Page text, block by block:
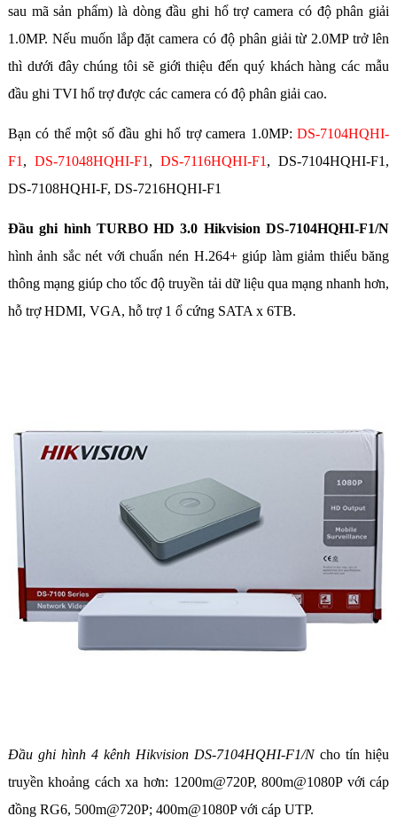
sau mã sản phẩm) là dòng đầu ghi hổ trợ camera có độ phân giải
1.0MP. Nếu muốn lắp đặt camera có độ phân giải từ 2.0MP trở lên
thì dưới đây chúng tôi sẽ giới thiệu đến quý khách hàng các mẫu
đầu ghi TVI hổ trợ được các camera có độ phân giải cao.
Bạn có thể một số đầu ghi hổ trợ camera 1.0MP:DS-7104HQHI-
F1, DS-71048HQHI-F1, DS-7116HQHI-F1, DS-7104HQHI-F1,
DS-7108HQHI-F, DS-7216HQHI-F1
Đầu ghi hình TURBO HD 3.0 Hikvision DS-7104HQHI-F1/N
hình ảnh sắc nét với chuẩn nén H.264+ giúp làm giảm thiểu băng
thông mạng giúp cho tốc độ truyền tải dữ liệu qua mạng nhanh hơn,
hỗ trợ HDMI, VGA, hỗ trợ 1 ổ cứng SATA x 6TB.
Đầu ghi hình 4 kênh Hikvision DS-7104HQHI-F1/Ncho tín hiệu
truyền khoảng cách xa hơn: 1200m@720P, 800m@1080P với cáp
đồng RG6, 500m@720P; 400m@1080P với cáp UTP.